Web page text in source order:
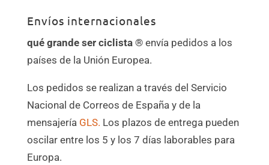
Envíos internacionales
qué grande ser ciclista ®envía pedidos a los
países de la Unión Europea.
Los pedidos se realizan a través del Servicio
Nacional de Correos de España y de la
mensajería GLS. Los plazos de entrega pueden
oscilar entre los 5 y los 7 días laborables para
Europa.